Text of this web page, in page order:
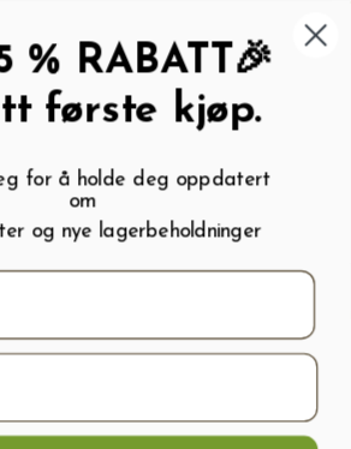
My wishlist ( 0
Søk Logg inn Handlevogn
% RABATT🎉
første kjøp.
for å holde deg oppdatert
om
og nye lagerbeholdninger